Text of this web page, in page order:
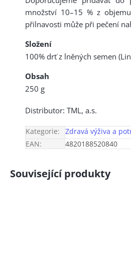
množství 10–15 % z
přilnavosti může při pečení
Složení
100% drť z lněných semen
Obsah
250 g
Distributor: TML, a.s.
Kategorie:
Zdravá výživa a
EAN: 4820188520840
Související produkty